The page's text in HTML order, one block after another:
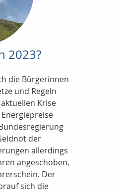
2023?
die Bürgerinnen
und Regeln
Krise
der
allerdings
angeschoben,
Der
sich die